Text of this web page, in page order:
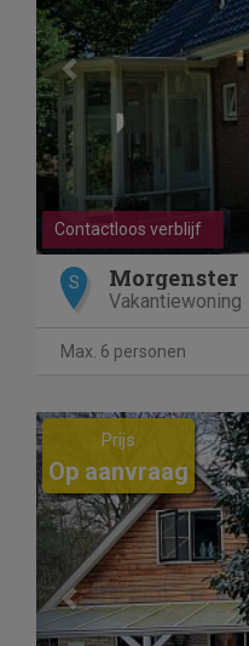
Contactloos verblijf
S Morgenster
Vakantiewoning
Max. 6 personen
Previous
Prijs
Op aanvraag